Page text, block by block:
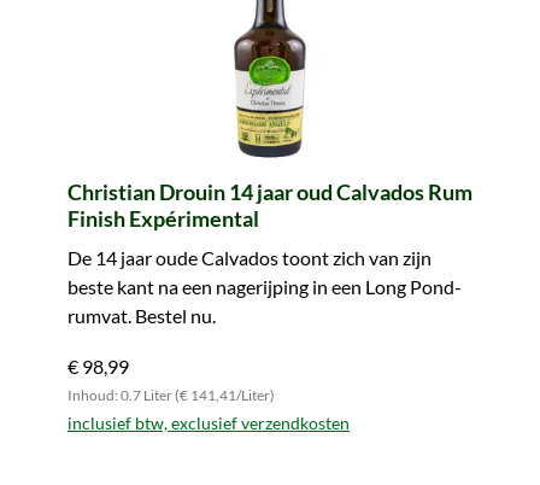
Christian Drouin 14 jaar oud Calvados Rum
Finish Expérimental
De 14 jaar oude Calvados toont zich van zijn
beste kant na een nagerijping in een Long Pond-
rumvat. Bestel nu.
€ 98,99
Inhoud: 0.7 Liter (€ 141,41/Liter)
inclusief btw, exclusief verzendkosten